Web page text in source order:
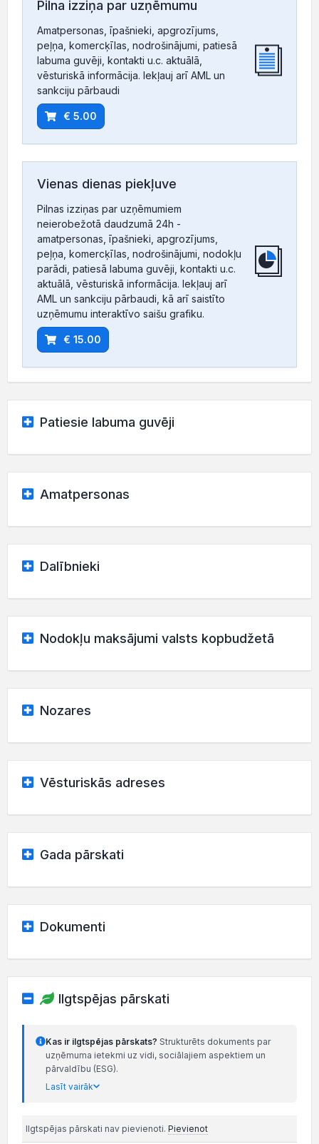
Pilna izziņa par uzņēmumu
Amatpersonas, īpašnieki, apgrozījums,
peļņa, komercķīlas, nodrošinājumi, patiesā
labuma guvēji, kontakti u.c. aktuālā,
vēsturiskā informācija. Iekļauj arī AML un
sankciju pārbaudi
€ 5.00
Vienas dienas piekļuve
Pilnas izziņas par uzņēmumiem
neierobežotā daudzumā 24h -
amatpersonas, īpašnieki, apgrozījums,
peļņa, komercķīlas, nodrošinājumi, nodokļu
parādi, patiesā labuma guvēji, kontakti u.c.
aktuālā, vēsturiskā informācija. Iekļauj arī
AML un sankciju pārbaudi, kā arī saistīto
uzņēmumu interaktīvo saišu grafiku.
€ 15.00
Patiesie labuma guvēji
Amatpersonas
Dalībnieki
Nodokļu maksājumi valsts kopbudžetā
Nozares
Vēsturiskās adreses
Gada pārskati
Dokumenti
Ilgtspējas pārskati
Kas ir ilgtspējas pārskats? Strukturēts dokuments par
uzņēmuma ietekmi uz vidi, sociālajiem aspektiem un
pārvaldību (ESG).
Lasīt vairāk
Ilgtspējas pārskati nav pievienoti. Pievienot